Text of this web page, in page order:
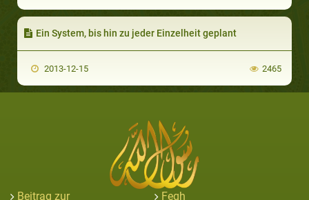
Ein System, bis hin zu jeder Einzelheit geplant
2013-12-15 2465
Beitrag zur Feqh